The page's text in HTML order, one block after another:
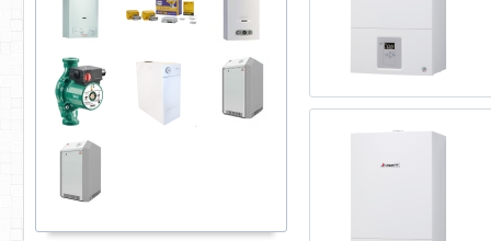
ЖМЗ «Жуковский»
Конорд Дон
Лемакс
Очаг